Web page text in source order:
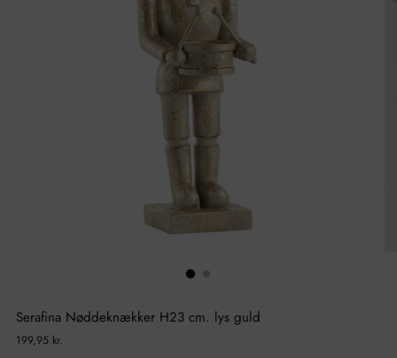
Serafina Nøddeknækker H23 cm. lys guld
Normal
199,95 kr.